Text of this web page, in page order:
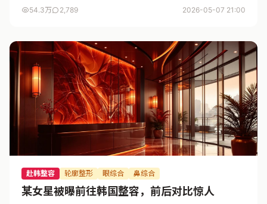
54.3万 2,789 2026-05-07 21:00
赴韩整容 轮廓整形 眼综合 鼻综合
某女星被曝前往韩国整容，前后对比惊人